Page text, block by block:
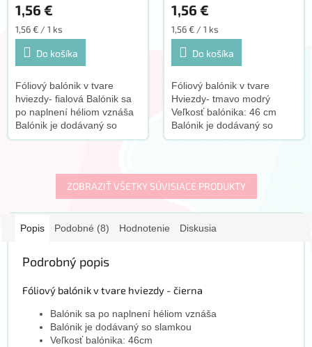
1,56 €
Jednotková
cena:
1,56 € / 1 ks
Do košíka
Fóliový balónik v tvare
hviezdy- fialová Balónik sa
po naplnení héliom vznáša
Balónik je dodávaný so
slamkou Veľkosť balónika:
1,56 €
Jednotková
cena:
1,56 € / 1 ks
Do košíka
Fóliový balónik v tvare
Hviezdy- tmavo modrý
Veľkosť balónika: 46 cm
Balónik je dodávaný so
slamkou K tomuto produktu
ZOBRAZIŤ VŠETKY SÚVISIACE PRODUKTY
Popis Podobné (8) Hodnotenie Diskusia
Podrobný popis
Fóliový balónik v tvare hviezdy - čierna
Balónik sa po naplnení héliom vznáša
Balónik je dodávaný so slamkou
Veľkosť balónika: 46cm